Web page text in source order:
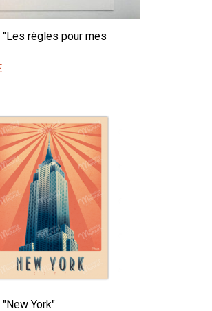
"Les règles pour mes
York"